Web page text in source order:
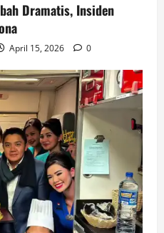
Dramatis, Insiden
April 15, 2026 0